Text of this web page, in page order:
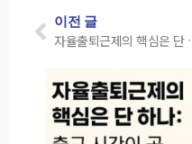
이전 글
자율출퇴근